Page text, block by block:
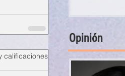
calificaciones
Opinión